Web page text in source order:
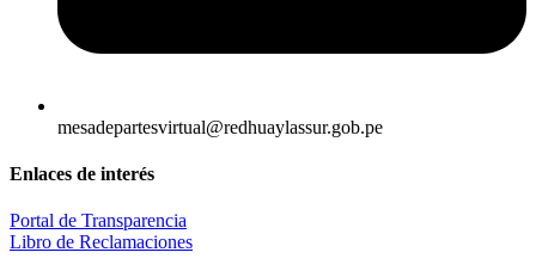
mesadepartesvirtual@redhuaylassur.gob.pe
Enlaces de interés
Portal de Transparencia
Libro de Reclamaciones